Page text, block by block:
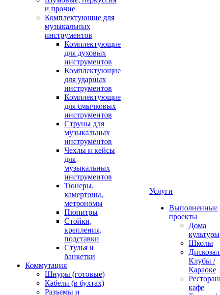
и прочие
Комплектующие для
музыкальных
инструментов
Комплектующие
для духовых
инструментов
Комплектующие
для ударных
инструментов
Комплектующие
для смычковых
инструментов
Струны для
музыкальных
инструментов
Чехлы и кейсы
для
музыкальных
инструментов
Тюнеры,
камертоны,
метрономы
Пюпитры
Стойки,
крепления,
подставки
Стулья и
банкетки
Коммутация
Шнуры (готовые)
Кабели (в бухтах)
Разъемы и
Услуги
Выполненные
проекты
Дома
культуры
Школы
Клубы /
Караоке
кафе